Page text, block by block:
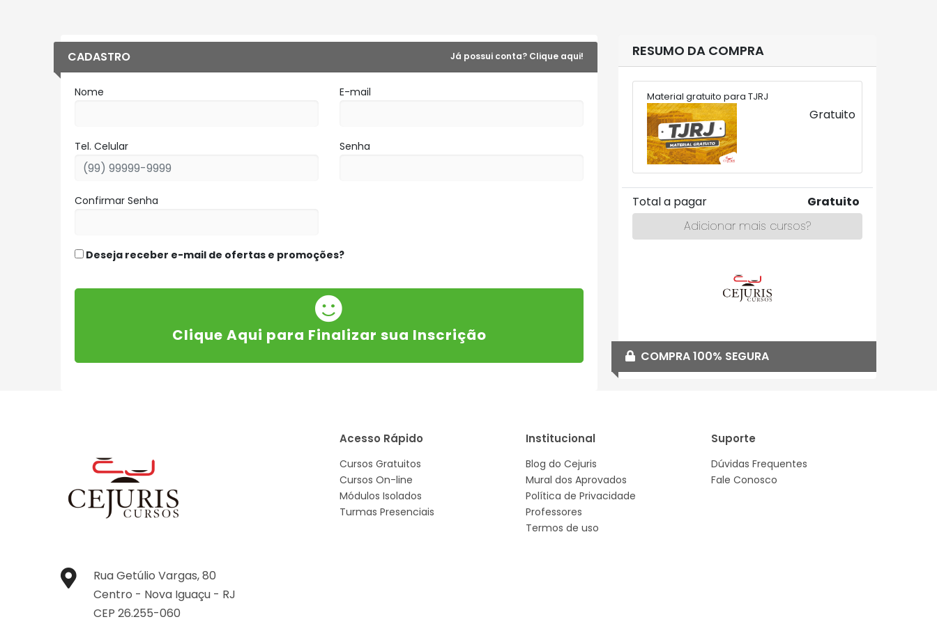
CADASTRO Já possui conta? Clique aqui!
Nome E-mail
Tel. Celular Senha
Confirmar Senha
Deseja receber e-mail de ofertas e promoções?
Clique Aqui para Finalizar sua Inscrição
RESUMO DA COMPRA
Material gratuito para TJRJ
Gratuito
Total a pagar
Gratuito
Adicionar mais cursos?
COMPRA 100% SEGURA
Rua Getúlio Vargas, 80
Centro - Nova Iguaçu - RJ
CEP 26.255-060
Acesso Rápido
Cursos Gratuitos
Cursos On-line
Módulos Isolados
Turmas Presenciais
Institucional
Blog do Cejuris
Mural dos Aprovados
Política de Privacidade
Professores
Termos de uso
Suporte
Dúvidas Frequentes
Fale Conosco